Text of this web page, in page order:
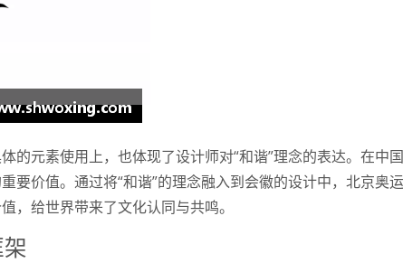
的元素使用上，也体现了设计师对“和谐”理念的表达。在中
要价值。通过将“和谐”的理念融入到会徽的设计中，北京奥
，给世界带来了文化认同与共鸣。